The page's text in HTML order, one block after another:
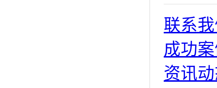
联系
成功
资讯